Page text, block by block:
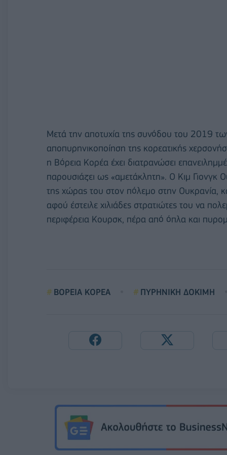
Μετά την αποτυχία της συνόδου του 2019
αποπυρηνικοποίηση της κορεατικής
η Βόρεια Κορέα έχει διατρανώσει
παρουσιάζει ως «αμετάκλητη». Ο Κιμ Γιονγκ
της χώρας του στον πόλεμο στην Ουκρανία,
αφού έστειλε χιλιάδες στρατιώτες του να
περιφέρεια Κουρσκ, πέρα από όπλα και
ΒΟΡΕΙΑ ΚΟΡΕΑ ΠΥΡΗΝΙΚΗ ΔΟΚΙΜΗ